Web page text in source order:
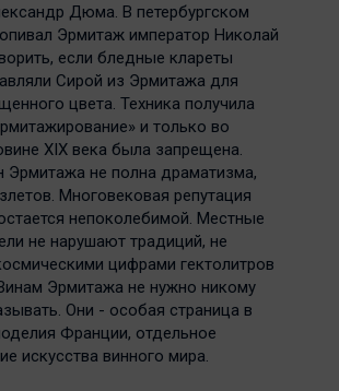
Дюма. В петербургском
Эрмитаж император Николай
если бледные клареты
Сирой из Эрмитажа для
цвета. Техника получила
и только во
XIX века была запрещена.
Эрмитажа не полна драматизма,
Многовековая репутация
непоколебимой. Местные
не нарушают традиций, не
цифрами гектолитров
Эрмитажа не нужно никому
Они - особая страница в
Франции, отдельное
искусства винного мира.